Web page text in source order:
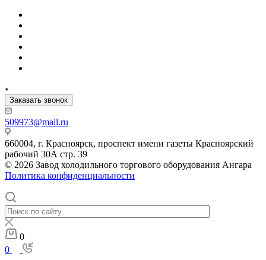
Заказать звонок
509973@mail.ru
660004, г. Красноярск, проспект имени газеты Красноярский
рабочий 30А стр. 39
© 2026 Завод холодильного торгового оборудования Ангара
Политика конфиденциальности
0
0